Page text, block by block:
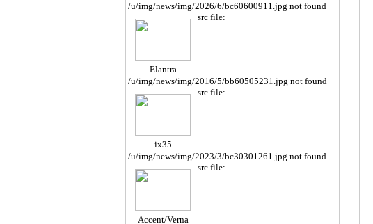
/u/img/news/img/2026/6/bc60600911.jpg not found
Elantra
src file:
/u/img/news/img/2016/5/bb60505231.jpg not found
ix35
src file:
/u/img/news/img/2023/3/bc30301261.jpg not found
Accent/Verna
src file: